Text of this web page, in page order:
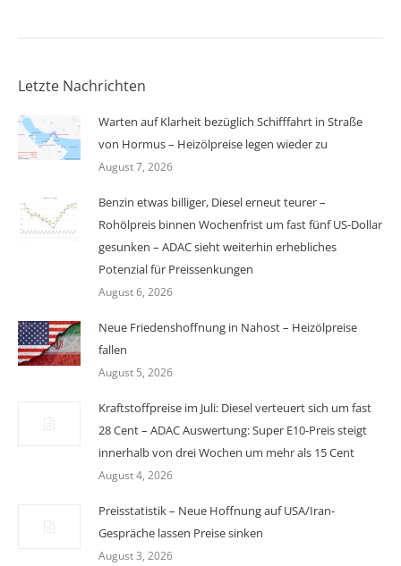
Letzte Nachrichten
Warten auf Klarheit bezüglich Schifffahrt in Straße
von Hormus – Heizölpreise legen wieder zu
August 7, 2026
Benzin etwas billiger, Diesel erneut teurer –
Rohölpreis binnen Wochenfrist um fast fünf US-Dollar
gesunken – ADAC sieht weiterhin erhebliches
Potenzial für Preissenkungen
August 6, 2026
Neue Friedenshoffnung in Nahost – Heizölpreise
fallen
August 5, 2026
Kraftstoffpreise im Juli: Diesel verteuert sich um fast
28 Cent – ADAC Auswertung: Super E10-Preis steigt
innerhalb von drei Wochen um mehr als 15 Cent
August 4, 2026
Preisstatistik – Neue Hoffnung auf USA/Iran-
Gespräche lassen Preise sinken
August 3, 2026